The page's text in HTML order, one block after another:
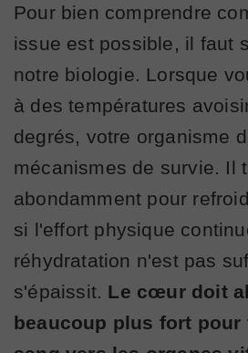
Pour bien comprendre
issue est possible, il faut
notre biologie. Lorsque
à des températures
degrés, votre organisme
mécanismes de survie. Il
abondamment pour
si l'effort physique
réhydratation n'est pas
s'épaissit. Le cœur doit
beaucoup plus fort